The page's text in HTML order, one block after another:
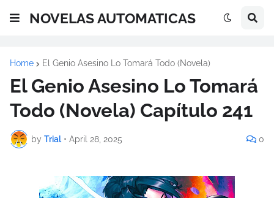
NOVELAS AUTOMATICAS
Home El Genio Asesino Lo Tomará Todo (Novela)
El Genio Asesino Lo Tomará
Todo (Novela) Capítulo 241
by Trial • April 28, 2025 0